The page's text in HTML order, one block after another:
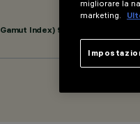
Index) 92
migliorare la
marketing.